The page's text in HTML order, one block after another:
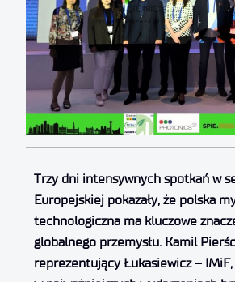
Trzy dni intensywnych spotkań w
Europejskiej pokazały, że polska
technologiczna ma kluczowe
globalnego przemysłu. Kamil
reprezentujący Łukasiewicz – IMiF,